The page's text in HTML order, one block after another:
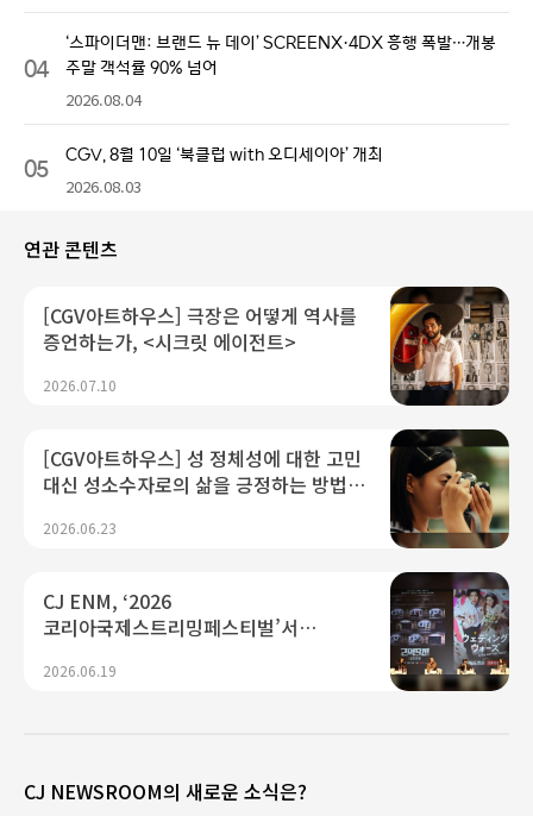
04
‘스파이더맨: 브랜드 뉴 데이’ SCREENX·4DX 흥행 폭발…개봉
주말 객석률 90% 넘어
2026.08.04
05 CGV, 8월 10일 ‘북클럽 with 오디세이아’ 개최
2026.08.03
연관 콘텐츠
[CGV아트하우스] 극장은 어떻게 역사를
증언하는가, <시크릿 에이전트>
2026.07.10
[CGV아트하우스] 성 정체성에 대한 고민
대신 성소수자로의 삶을 긍정하는 방법,
2026.06.23
CJ ENM, ‘2026
코리아국제스트리밍페스티벌’서
기술 결합으로 글로벌 확장 가속"
2026.06.19
CJ NEWSROOM의 새로운 소식은?